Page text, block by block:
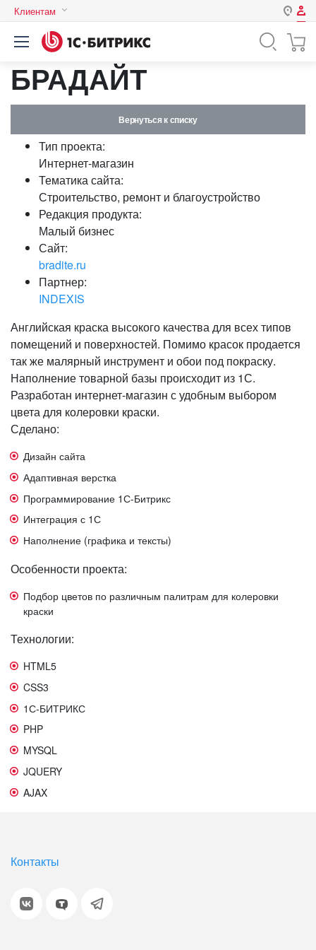
Клиентам
Авторизация
Нет аккаунта?
Логин
Пароль
Запомнить меня на этом
Забыли свой пароль?
БРАДАЙТ
Вернуться к списку
Тип проекта:
Интернет-магазин
Тематика сайта:
Строительство, ремонт и благоустройство
Редакция продукта:
Малый бизнес
Сайт:
bradite.ru
Партнер:
INDEXIS
Английская краска высокого качества для всех типов
помещений и поверхностей. Помимо красок продается
так же малярный инструмент и обои под покраску.
Наполнение товарной базы происходит из 1С.
Разработан интернет-магазин с удобным выбором
цвета для колеровки краски.
Сделано:
Дизайн сайта
Адаптивная верстка
Программирование 1С-Битрикс
Интеграция с 1С
Наполнение (графика и тексты)
Особенности проекта:
Подбор цветов по различным палитрам для колеровки
краски
Технологии:
HTML5
CSS3
1С-БИТРИКС
PHP
MYSQL
JQUERY
AJAX
Контакты